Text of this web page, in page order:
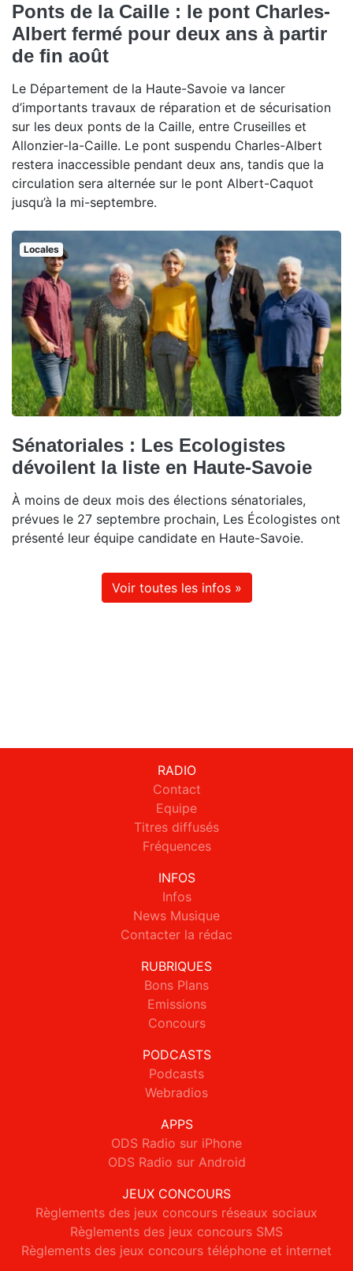
Ponts de la Caille : le pont Charles-
Albert fermé pour deux ans à partir
de fin août
Le Département de la Haute-Savoie va lancer
d’importants travaux de réparation et de sécurisation
sur les deux ponts de la Caille, entre Cruseilles et
Allonzier-la-Caille. Le pont suspendu Charles-Albert
restera inaccessible pendant deux ans, tandis que la
circulation sera alternée sur le pont Albert-Caquot
jusqu’à la mi-septembre.
Locales
Sénatoriales : Les Ecologistes
dévoilent la liste en Haute-Savoie
À moins de deux mois des élections sénatoriales,
prévues le 27 septembre prochain, Les Écologistes ont
présenté leur équipe candidate en Haute-Savoie.
Voir toutes les infos »
RADIO
Contact
Equipe
Titres diffusés
Fréquences
INFOS
Infos
News Musique
Contacter la rédac
RUBRIQUES
Bons Plans
Emissions
Concours
PODCASTS
Podcasts
Webradios
APPS
ODS Radio sur iPhone
ODS Radio sur Android
JEUX CONCOURS
Règlements des jeux concours réseaux sociaux
Règlements des jeux concours SMS
Règlements des jeux concours téléphone et internet